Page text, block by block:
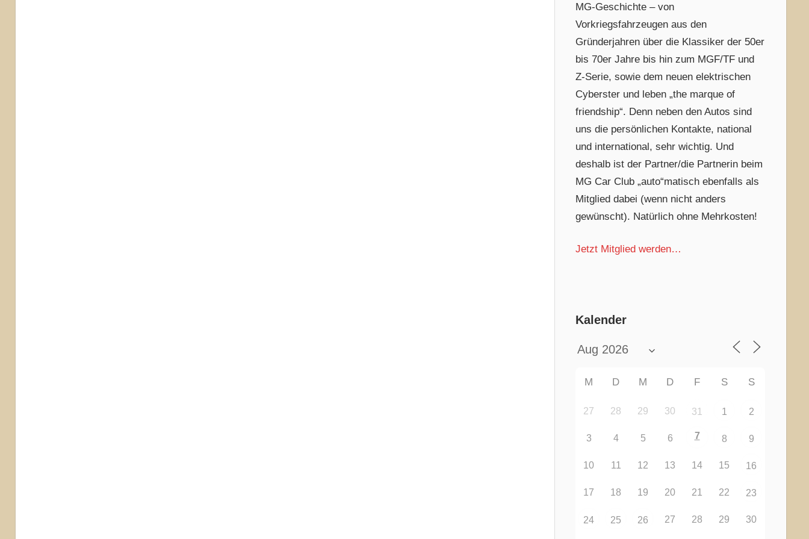
MG-Geschichte – von
Vorkriegsfahrzeugen aus den
Gründerjahren über die Klassiker der 50er
bis 70er Jahre bis hin zum MGF/TF und
Z-Serie, sowie dem neuen elektrischen
Cyberster und leben „the marque of
friendship“. Denn neben den Autos sind
uns die persönlichen Kontakte, national
und international, sehr wichtig. Und
deshalb ist der Partner/die Partnerin beim
MG Car Club „auto“matisch ebenfalls als
Mitglied dabei (wenn nicht anders
gewünscht). Natürlich ohne Mehrkosten!
Jetzt Mitglied werden…
Kalender
M D M D F S S
27 28 29 30 31 1 2
3 4 5 6 7 8 9
10 11 12 13 14 15 16
17 18 19 20 21 22 23
24 25 26 27 28 29 30